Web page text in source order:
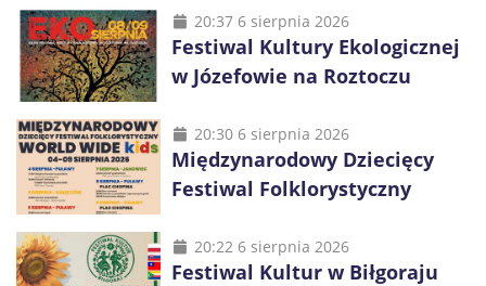
20:37 6 sierpnia 2026
Festiwal Kultury Ekologicznej
w Józefowie na Roztoczu
20:30 6 sierpnia 2026
Międzynarodowy Dziecięcy
Festiwal Folklorystyczny
20:22 6 sierpnia 2026
Festiwal Kultur w Biłgoraju